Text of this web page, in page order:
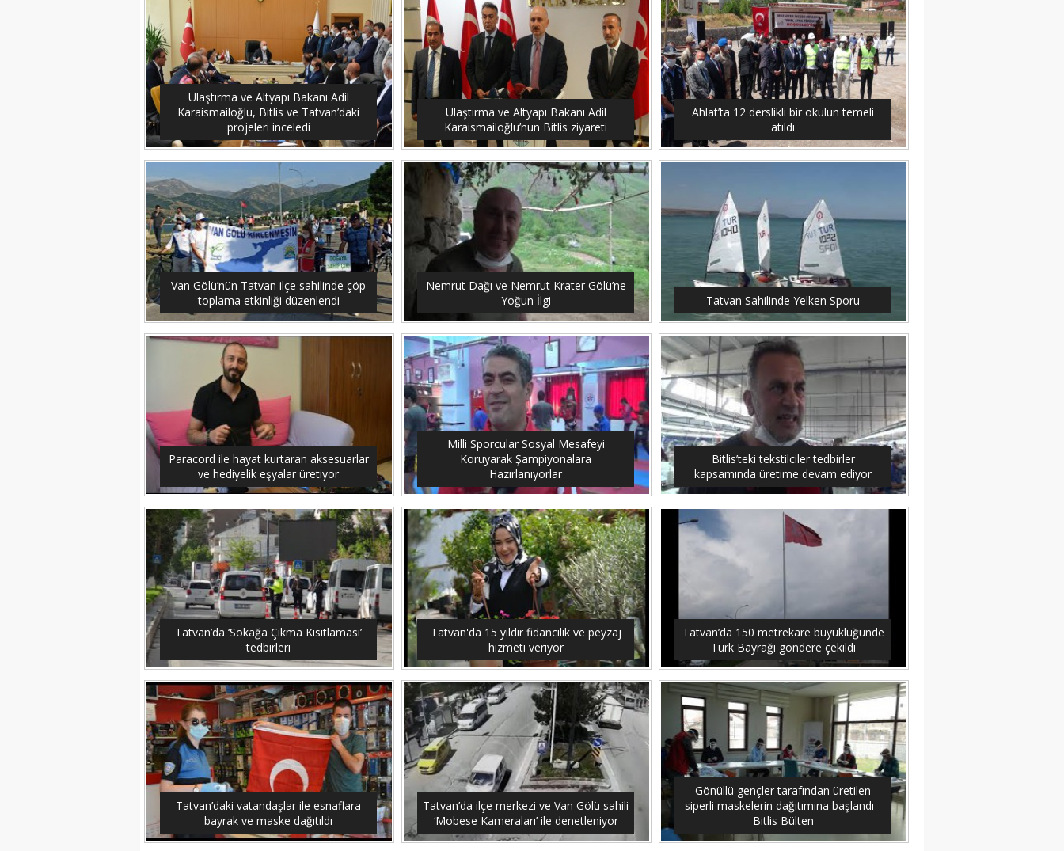
Ulaştırma ve Altyapı Bakanı Adil
Karaismailoğlu, Bitlis ve Tatvan’daki
projeleri inceledi
Ulaştırma ve Altyapı Bakanı Adil
Karaismailoğlu’nun Bitlis ziyareti
Ahlat’ta 12 derslikli bir okulun temeli
atıldı
Van Gölü’nün Tatvan ilçe sahilinde çöp
toplama etkinliği düzenlendi
Nemrut Dağı ve Nemrut Krater Gölü’ne
Yoğun İlgi
Tatvan Sahilinde Yelken Sporu
Paracord ile hayat kurtaran aksesuarlar
ve hediyelik eşyalar üretiyor
Milli Sporcular Sosyal Mesafeyi
Koruyarak Şampiyonalara
Hazırlanıyorlar
Bitlis’teki tekstilciler tedbirler
kapsamında üretime devam ediyor
Tatvan’da ‘Sokağa Çıkma Kısıtlaması’
tedbirleri
Tatvan'da 15 yıldır fidancılık ve peyzaj
hizmeti veriyor
Tatvan’da 150 metrekare büyüklüğünde
Türk Bayrağı göndere çekildi
Tatvan’daki vatandaşlar ile esnaflara
bayrak ve maske dağıtıldı
Tatvan’da ilçe merkezi ve Van Gölü sahili
‘Mobese Kameraları’ ile denetleniyor
Gönüllü gençler tarafından üretilen
siperli maskelerin dağıtımına başlandı -
Bitlis Bülten